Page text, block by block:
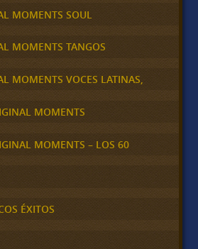
MOMENTS SOUL
MOMENTS TANGOS
MOMENTS VOCES LATINAS,
MOMENTS
MOMENTS – LOS 60
ÉXITOS